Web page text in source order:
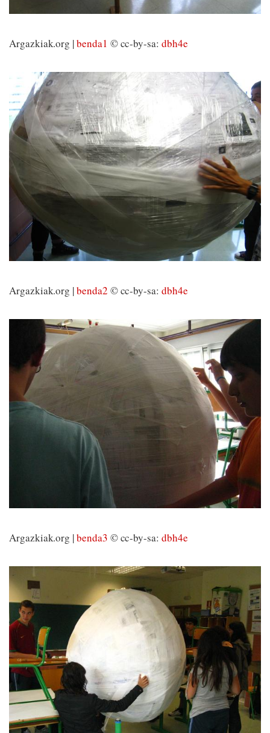
Argazkiak.org |benda1 © cc-by-sa: dbh4e
Argazkiak.org |benda2 © cc-by-sa: dbh4e
Argazkiak.org |benda3 © cc-by-sa: dbh4e